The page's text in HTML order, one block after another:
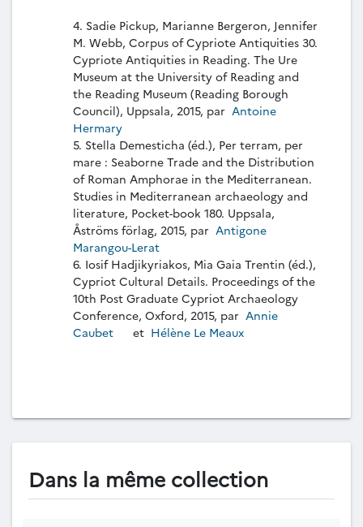
4. Sadie Pickup, Marianne Bergeron, Jennifer
M. Webb, Corpus of Cypriote Antiquities 30.
Cypriote Antiquities in Reading. The Ure
Museum at the University of Reading and
the Reading Museum (Reading Borough
Council), Uppsala, 2015, par Antoine
Hermary
5. Stella Demesticha (éd.), Per terram, per
mare : Seaborne Trade and the Distribution
of Roman Amphorae in the Mediterranean.
Studies in Mediterranean archaeology and
literature, Pocket-book 180. Uppsala,
Åströms förlag, 2015, par Antigone
Marangou-Lerat
6. Iosif Hadjikyriakos, Mia Gaia Trentin (éd.),
Cypriot Cultural Details. Proceedings of the
10th Post Graduate Cypriot Archaeology
Conference, Oxford, 2015, par Annie
Caubet
et Hélène Le Meaux
Dans la même collection